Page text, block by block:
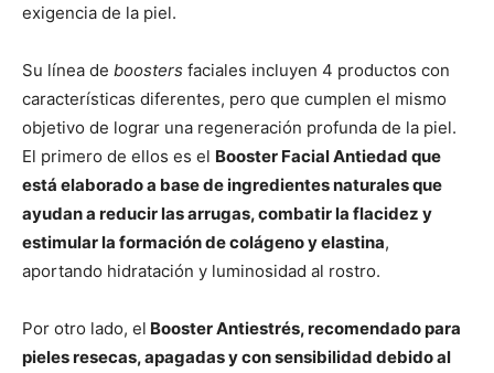
exigencia de la piel.
Su línea de boosters faciales incluyen 4 productos con
características diferentes, pero que cumplen el mismo
objetivo de lograr una regeneración profunda de la piel.
El primero de ellos es el Booster Facial Antiedad que
está elaborado a base de ingredientes naturales que
ayudan a reducir las arrugas, combatir la flacidez y
estimular la formación de colágeno y elastina,
aportando hidratación y luminosidad al rostro.
Por otro lado, el Booster Antiestrés, recomendado para
pieles resecas, apagadas y con sensibilidad debido al